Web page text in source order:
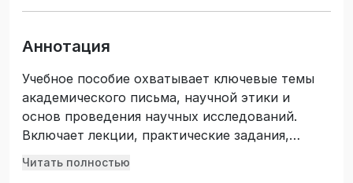
Аннотация
Учебное пособие охватывает ключевые темы
академического письма, научной этики и
основ проведения научных исследований.
Включает лекции, практические задания,
примеры по специальностям, а также
Читать полностью